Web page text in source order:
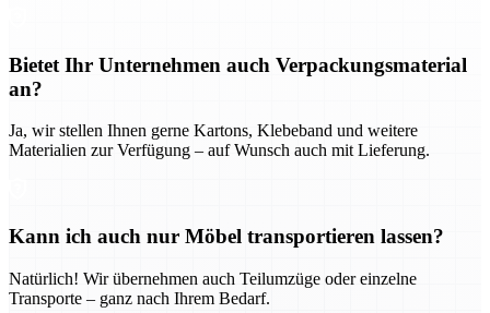
Bietet Ihr Unternehmen auch Verpackungsmaterial
an?
Ja, wir stellen Ihnen gerne Kartons, Klebeband und weitere
Materialien zur Verfügung – auf Wunsch auch mit Lieferung.
Kann ich auch nur Möbel transportieren lassen?
Natürlich! Wir übernehmen auch Teilumzüge oder einzelne
Transporte – ganz nach Ihrem Bedarf.